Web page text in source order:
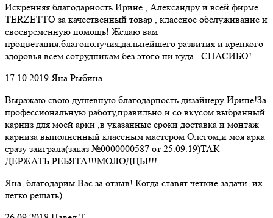
Искренняя благодарность Ирине , Александру и всей фирме
TERZETTO за качественный товар , классное обслуживание и
своевременную помощь! Желаю вам
процветания,благополучия,дальнейшего развития и крепкого
здоровья всем сотрудникам,без этого ни куда...СПАСИБО!
17.10.2019 Яна Рыбина
Выражаю свою душевную благодарность дизайнеру Ирине!За
профессиональную работу,правильно и со вкусом выбранный
карниз для моей арки ,в указанные сроки доставка и монтаж
карниза выполненный классным мастером Олегом,и моя арка
сразу заиграла(заказ №0000000587 от 25.09.19)ТАК
ДЕРЖАТЬ,РЕБЯТА!!!МОЛОДЦЫ!!!
Яна, благодарим Вас за отзыв! Когда ставят четкие задачи, их
легко решать)